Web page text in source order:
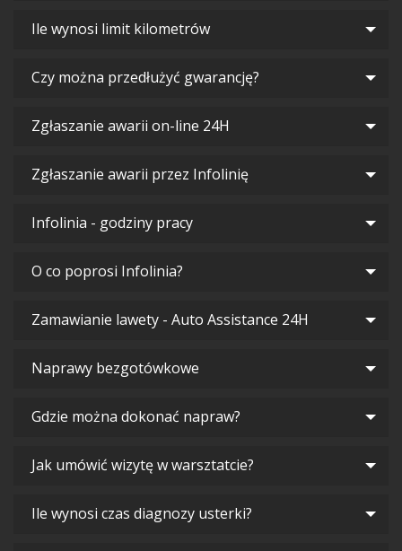
Ile wynosi limit kilometrów
Czy można przedłużyć gwarancję?
Zgłaszanie awarii on-line 24H
Zgłaszanie awarii przez Infolinię
Infolinia - godziny pracy
O co poprosi Infolinia?
Zamawianie lawety - Auto Assistance 24H
Naprawy bezgotówkowe
Gdzie można dokonać napraw?
Jak umówić wizytę w warsztatcie?
Ile wynosi czas diagnozy usterki?